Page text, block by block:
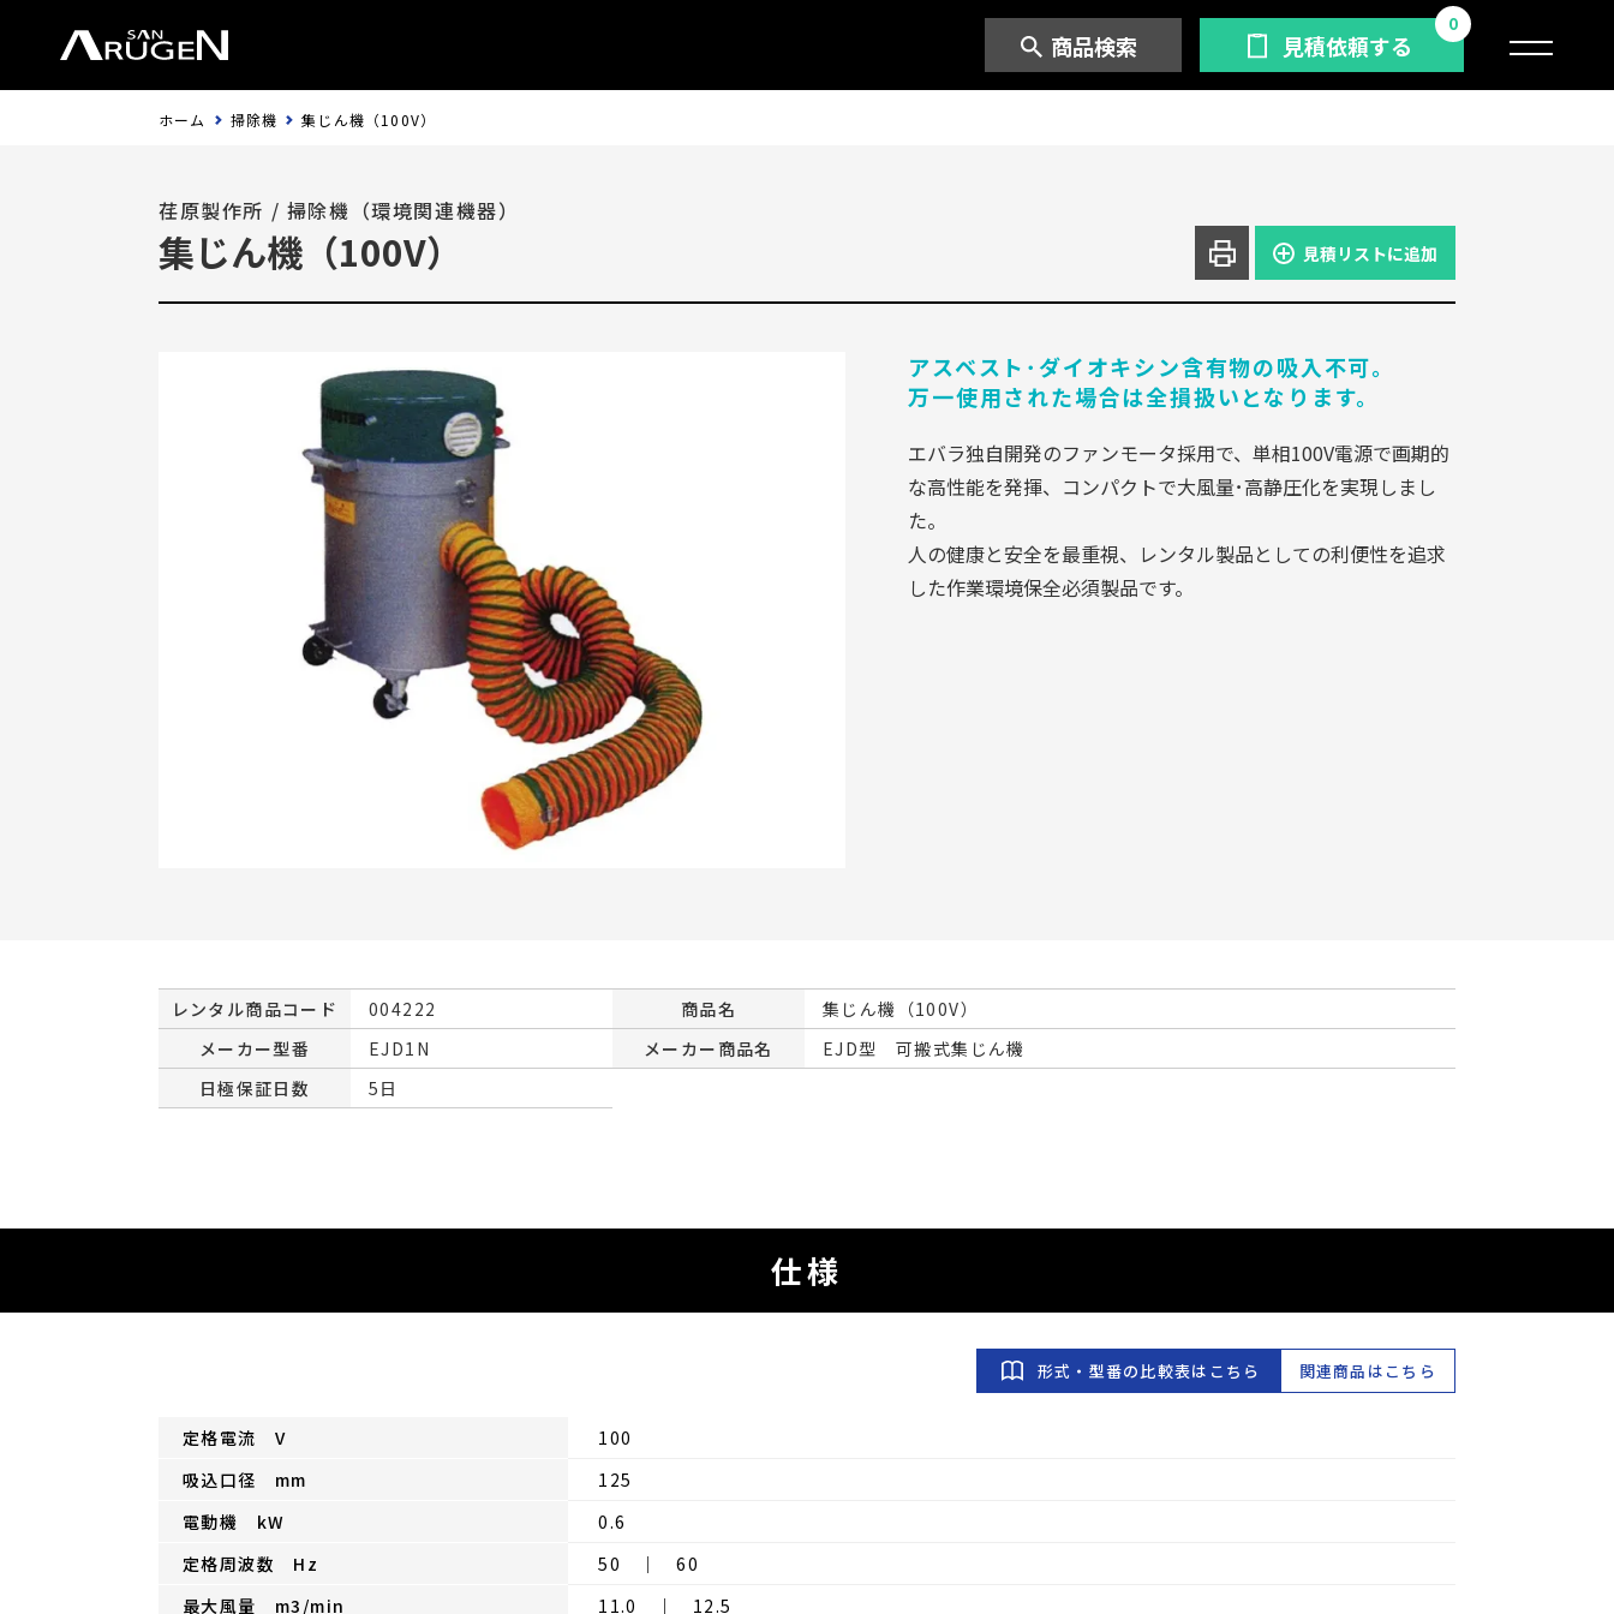
商品検索 見積依頼する
0
ホーム 掃除機 集じん機（100V）
荏原製作所 / 掃除機（環境関連機器）
集じん機（100V） 見積リストに追加
アスベスト･ダイオキシン含有物の吸入不可。
万一使用された場合は全損扱いとなります。
エバラ独自開発のファンモータ採用で、単相100V電源で画期的
な高性能を発揮、コンパクトで大風量･高静圧化を実現しまし
た。
人の健康と安全を最重視、レンタル製品としての利便性を追求
した作業環境保全必須製品です。
レンタル商品コード 004222 商品名
集じん機（100V）
メーカー型番
EJD1N メーカー商品名
EJD型 可搬式集じん機
日極保証日数
5日
仕様
形式・型番の比較表はこちら 関連商品はこちら
定格電流 V
100
吸込口径 mm
125
電動機 kW
0.6
定格周波数 Hz
50 ｜ 60
最大風量 m3/min
11.0 ｜ 12.5